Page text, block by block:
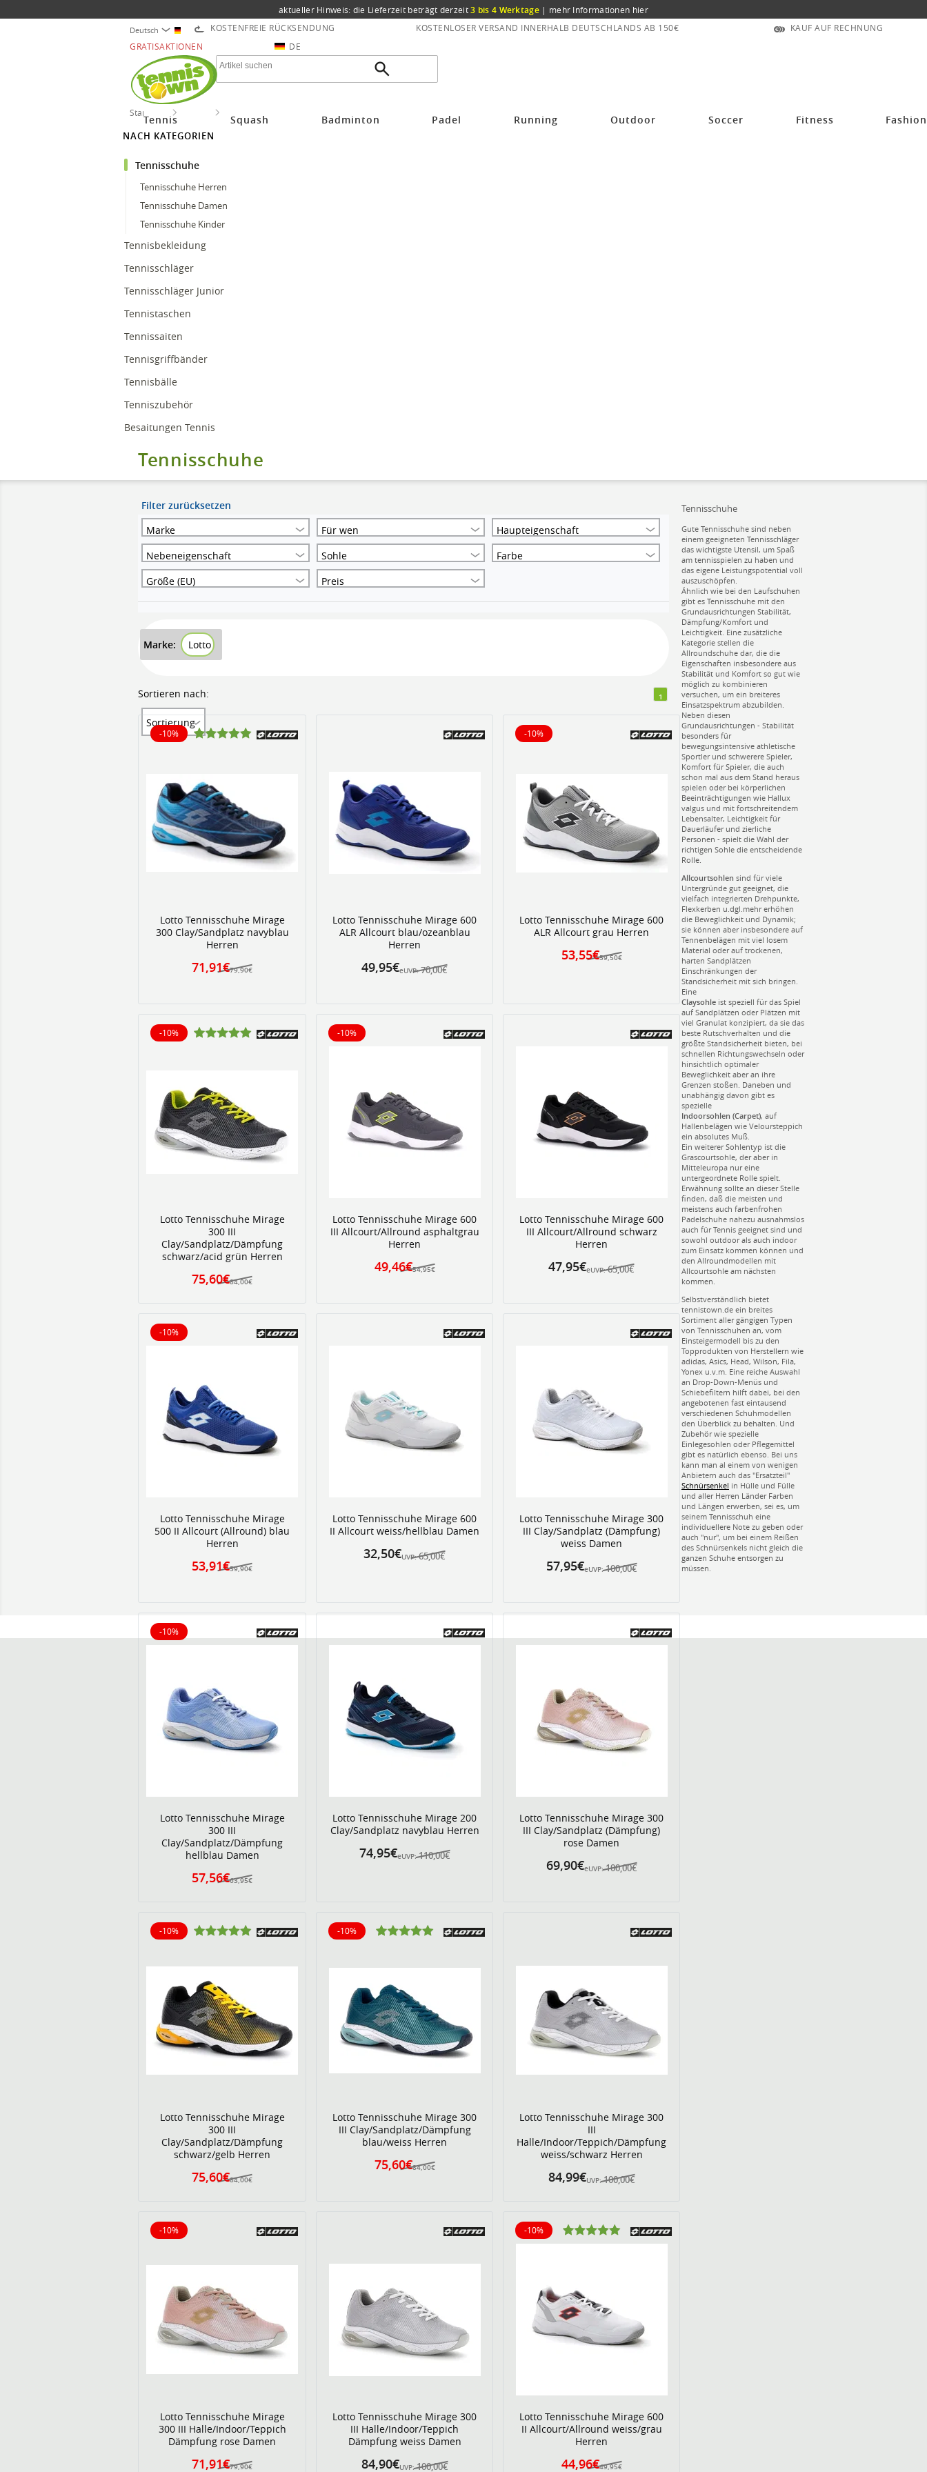
aktueller Hinweis: die Lieferzeit beträgt derzeit3 bis 4 Werktage | mehr Informationen hier
Deutsch KOSTENFREIE RÜCKSENDUNG KOSTENLOSER VERSAND INNERHALB DEUTSCHLANDS AB 150€
KAUF AUF RECHNUNG
GRATISAKTIONEN
DE
Tennis Squash Badminton Padel Running Outdoor Soccer Fitness Fashion
Startseite
NACH KATEGORIEN
Tennisschuhe
Tennisschuhe Herren
Tennisschuhe Damen
Tennisschuhe Kinder
Tennisbekleidung
Tennisschläger
Tennisschläger Junior
Tennistaschen
Tennissaiten
Tennisgriffbänder
Tennisbälle
Tenniszubehör
Besaitungen Tennis
Tennisschuhe
Filter zurücksetzen
Marke
Für wen
Haupteigenschaft
Nebeneigenschaft
Sohle
Farbe
Größe (EU)
Preis
Marke: Lotto
Sortieren nach:
Sortierung
1
Lotto Tennisschuhe Mirage
300 Clay/Sandplatz navyblau
Herren
79,90€
71,91€
-10%
10% reduziert
Lotto Tennisschuhe Mirage 600
ALR Allcourt blau/ozeanblau
Herren
eUVP: 70,00€
49,95€
Lotto Tennisschuhe Mirage 600
ALR Allcourt grau Herren
59,50€
53,55€
-10%
10% reduziert
Lotto Tennisschuhe Mirage
300 III
Clay/Sandplatz/Dämpfung
schwarz/acid grün Herren
84,00€
75,60€
-10%
10% reduziert
Lotto Tennisschuhe Mirage 600
III Allcourt/Allround asphaltgrau
Herren
54,95€
49,46€
-10%
10% reduziert
Lotto Tennisschuhe Mirage 600
III Allcourt/Allround schwarz
Herren
eUVP: 65,00€
47,95€
Lotto Tennisschuhe Mirage
500 II Allcourt (Allround) blau
Herren
59,90€
53,91€
-10%
10% reduziert
Lotto Tennisschuhe Mirage 600
II Allcourt weiss/hellblau Damen
UVP: 65,00€
32,50€
Lotto Tennisschuhe Mirage 300
III Clay/Sandplatz (Dämpfung)
weiss Damen
eUVP: 100,00€
57,95€
Lotto Tennisschuhe Mirage
300 III
Clay/Sandplatz/Dämpfung
hellblau Damen
63,95€
57,56€
-10%
10% reduziert
Lotto Tennisschuhe Mirage 200
Clay/Sandplatz navyblau Herren
eUVP: 110,00€
74,95€
Lotto Tennisschuhe Mirage 300
III Clay/Sandplatz (Dämpfung)
rose Damen
eUVP: 100,00€
69,90€
Lotto Tennisschuhe Mirage
300 III
Clay/Sandplatz/Dämpfung
schwarz/gelb Herren
84,00€
75,60€
-10%
10% reduziert
Lotto Tennisschuhe Mirage 300
III Clay/Sandplatz/Dämpfung
blau/weiss Herren
84,00€
75,60€
-10%
10% reduziert
Lotto Tennisschuhe Mirage 300
III
Halle/Indoor/Teppich/Dämpfung
weiss/schwarz Herren
UVP: 100,00€
84,99€
Lotto Tennisschuhe Mirage
300 III Halle/Indoor/Teppich
Dämpfung rose Damen
79,90€
71,91€
-10%
10% reduziert
Lotto Tennisschuhe Mirage 300
III Halle/Indoor/Teppich
Dämpfung weiss Damen
UVP: 100,00€
84,90€
Lotto Tennisschuhe Mirage 600
II Allcourt/Allround weiss/grau
Herren
49,95€
44,96€
-10%
10% reduziert
Tennisschuhe
Gute Tennisschuhe sind neben
einem geeigneten Tennisschläger
das wichtigste Utensil, um Spaß
am tennisspielen zu haben und
das eigene Leistungspotential voll
auszuschöpfen.
Ähnlich wie bei den Laufschuhen
gibt es Tennisschuhe mit den
Grundausrichtungen Stabilität,
Dämpfung/Komfort und
Leichtigkeit. Eine zusätzliche
Kategorie stellen die
Allroundschuhe dar, die die
Eigenschaften insbesondere aus
Stabilität und Komfort so gut wie
möglich zu kombinieren
versuchen, um ein breiteres
Einsatzspektrum abzubilden.
Neben diesen
Grundausrichtungen - Stabilität
besonders für
bewegungsintensive athletische
Sportler und schwerere Spieler,
Komfort für Spieler, die auch
schon mal aus dem Stand heraus
spielen oder bei körperlichen
Beeinträchtigungen wie Hallux
valgus und mit fortschreitendem
Lebensalter, Leichtigkeit für
Dauerläufer und zierliche
Personen - spielt die Wahl der
richtigen Sohle die entscheidende
Rolle.
Allcourtsohlen sind für viele
Untergründe gut geeignet, die
vielfach integrierten Drehpunkte,
Flexkerben u.dgl.mehr erhöhen
die Beweglichkeit und Dynamik;
sie können aber insbesondere auf
Tennenbelägen mit viel losem
Material oder auf trockenen,
harten Sandplätzen
Einschränkungen der
Standsicherheit mit sich bringen.
Eine
Claysohle ist speziell für das Spiel
auf Sandplätzen oder Plätzen mit
viel Granulat konzipiert, da sie das
beste Rutschverhalten und die
größte Standsicherheit bieten, bei
schnellen Richtungswechseln oder
hinsichtlich optimaler
Beweglichkeit aber an ihre
Grenzen stoßen. Daneben und
unabhängig davon gibt es
spezielle
Indoorsohlen (Carpet), auf
Hallenbelägen wie Veloursteppich
ein absolutes Muß.
Ein weiterer Sohlentyp ist die
Grascourtsohle, der aber in
Mitteleuropa nur eine
untergeordnete Rolle spielt.
Erwähnung sollte an dieser Stelle
finden, daß die meisten und
meistens auch farbenfrohen
Padelschuhe nahezu ausnahmslos
auch für Tennis geeignet sind und
sowohl outdoor als auch indoor
zum Einsatz kommen können und
den Allroundmodellen mit
Allcourtsohle am nächsten
kommen.
Selbstverständlich bietet
tennistown.de ein breites
Sortiment aller gängigen Typen
von Tennisschuhen an, vom
Einsteigermodell bis zu den
Topprodukten von Herstellern wie
adidas, Asics, Head, Wilson, Fila,
Yonex u.v.m. Eine reiche Auswahl
an Drop-Down-Menüs und
Schiebefiltern hilft dabei, bei den
angebotenen fast eintausend
verschiedenen Schuhmodellen
den Überblick zu behalten. Und
Zubehör wie spezielle
Einlegesohlen oder Pflegemittel
gibt es natürlich ebenso. Bei uns
kann man al einem von wenigen
Anbietern auch das "Ersatzteil"
Schnürsenkel in Hülle und Fülle
und aller Herren Länder Farben
und Längen erwerben, sei es, um
seinem Tennisschuh eine
individuellere Note zu geben oder
auch "nur", um bei einem Reißen
des Schnürsenkels nicht gleich die
ganzen Schuhe entsorgen zu
müssen.